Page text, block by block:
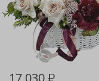
17 030₽